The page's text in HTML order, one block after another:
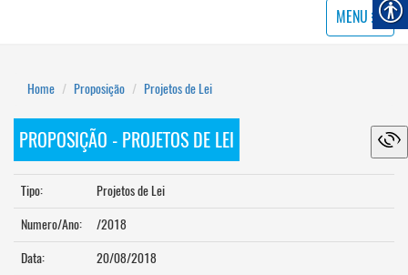
MENU
Home Proposição Projetos de Lei
PROPOSIÇÃO - PROJETOS DE LEI
Tipo:
Projetos de Lei
Numero/Ano:
/2018
Data:
20/08/2018